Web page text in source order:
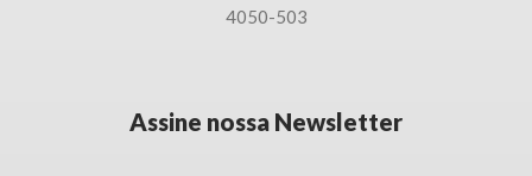
4050-503
Assine nossa Newsletter